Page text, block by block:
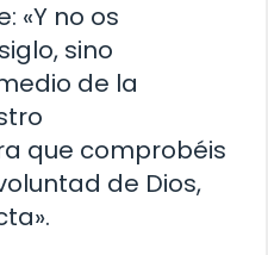
«Y no os
sino
de la
que comprobéis
de Dios,